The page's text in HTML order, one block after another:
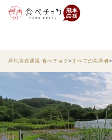
産地直送通販 食べチョク すべての生産者